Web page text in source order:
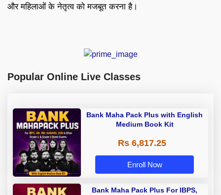
और महिलाओं के नेतृत्व को मजबूत करना है।
Popular Online Live Classes
Bank Maha Pack Plus with English
Medium Book Kit
Rs 6,817.25
Enroll Now
Bank Maha Pack Plus For IBPS,